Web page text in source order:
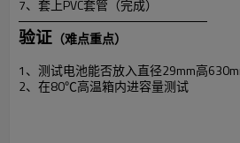
7、套上PVC套管（完成）
验证 （难点重点）
1、测试电池能否放入直径29mm高
2、在80℃高温箱内进容量测试